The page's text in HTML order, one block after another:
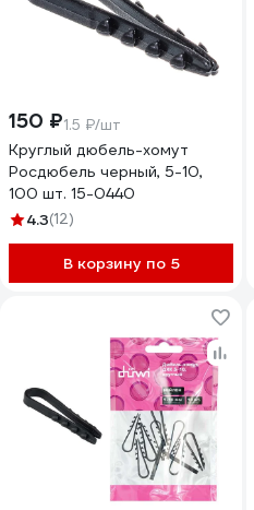
150 ₽1.5 ₽/шт
Круглый дюбель-хомут
Росдюбель черный, 5-10,
100 шт. 15-0440
4.3(12)
В корзину по 5